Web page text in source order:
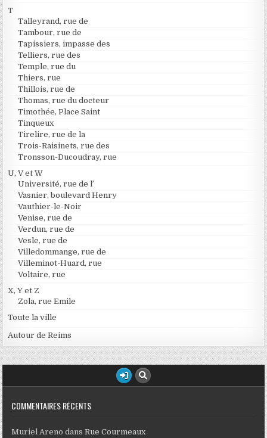
T
Talleyrand, rue de
Tambour, rue de
Tapissiers, impasse des
Telliers, rue des
Temple, rue du
Thiers, rue
Thillois, rue de
Thomas, rue du docteur
Timothée, Place Saint
Tinqueux
Tirelire, rue de la
Trois-Raisinets, rue des
Tronsson-Ducoudray, rue
U, V et W
Université, rue de l’
Vasnier, boulevard Henry
Vauthier-le-Noir
Venise, rue de
Verdun, rue de
Vesle, rue de
Villedommange, rue de
Villeminot-Huard, rue
Voltaire, rue
X, Y et Z
Zola, rue Emile
Toute la ville
Autour de Reims
COMMENTAIRES RÉCENTS
Muriel Areno dansRue Courmeaux